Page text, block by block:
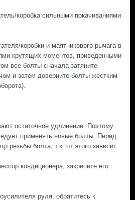
коробка сильными покачиваниями
коробки и маятникового рычага в
крутящих моментов, приведенными
все болты сначала затяните
и затем доверните болты жестким
остаточное удлинение. Поэтому
применять новые болты. Перед
резьбы болта, т.к. от этого зависит
кондиционера, закрепите его
руля, обратитесь к